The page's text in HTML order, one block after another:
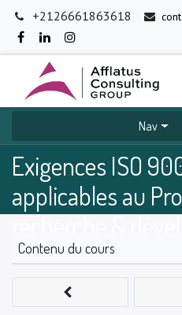
+2126661863618
Nav
Exigences ISO
applicables au
Contenu du cours